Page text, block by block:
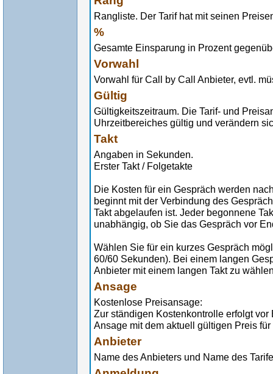
Rangliste. Der Tarif hat mit seinen
%
Gesamte Einsparung in Prozent
Vorwahl
Vorwahl für Call by Call Anbieter, evtl.
Gültig
Gültigkeitszeitraum. Die Tarif- und
Uhrzeitbereiches gültig und verändern
Takt
Angaben in Sekunden.
Erster Takt / Folgetakte
Die Kosten für ein Gespräch werden
beginnt mit der Verbindung des
Takt abgelaufen ist. Jeder begonnene
unabhängig, ob Sie das Gespräch vor
Wählen Sie für ein kurzes Gespräch
60/60 Sekunden). Bei einem langen
Anbieter mit einem langen Takt zu
Ansage
Kostenlose Preisansage:
Zur ständigen Kostenkontrolle erfolgt
Ansage mit dem aktuell gültigen Preis
Anbieter
Name des Anbieters und Name des